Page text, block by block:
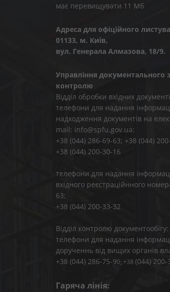
має перевищувати 11 Мб
Адреса для офіційного
01133, м. Київ,
вул. Генерала Алмазова, 18/9.
Управління документального
контролю
Відділ обробки вхідних
телефони для надання
надходження документів на
mail: info@spfu.gov.ua:
+38 (044) 286-69-63; +38 (044)
+38 (044) 200-30-16
телефони для надання
вхідного реєстраційнного
63;
+38 (044) 200-33-32
Відділ контролю документообігу:
телефони для надання
дорученнь від вищих органів
+38 (044) 286-75-90; +38 (044) 200-
Гаряча лінія: